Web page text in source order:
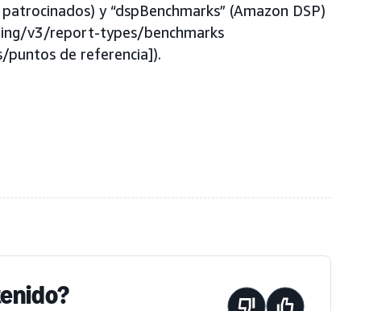
y “dspBenchmarks” (Amazon DSP)
v3/report-types/benchmarks
de referencia]).